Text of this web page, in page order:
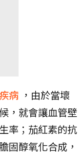
病 ，由於當壞
，就會讓血管壁
率；茄紅素的抗
固醇氧化合成，